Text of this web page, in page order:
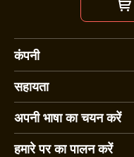
कंपनी
सहायता
अपनी भाषा का चयन करें
हमारे पर का पालन करें